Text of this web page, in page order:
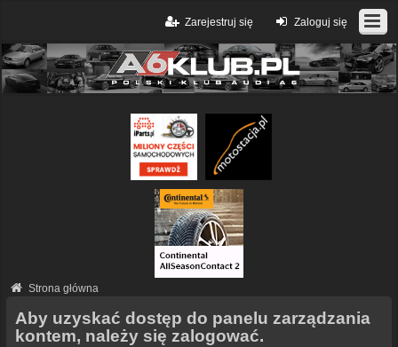
Zaloguj się
Zarejestruj się
Strona główna
Aby uzyskać dostęp do panelu zarządzania
kontem, należy się zalogować.